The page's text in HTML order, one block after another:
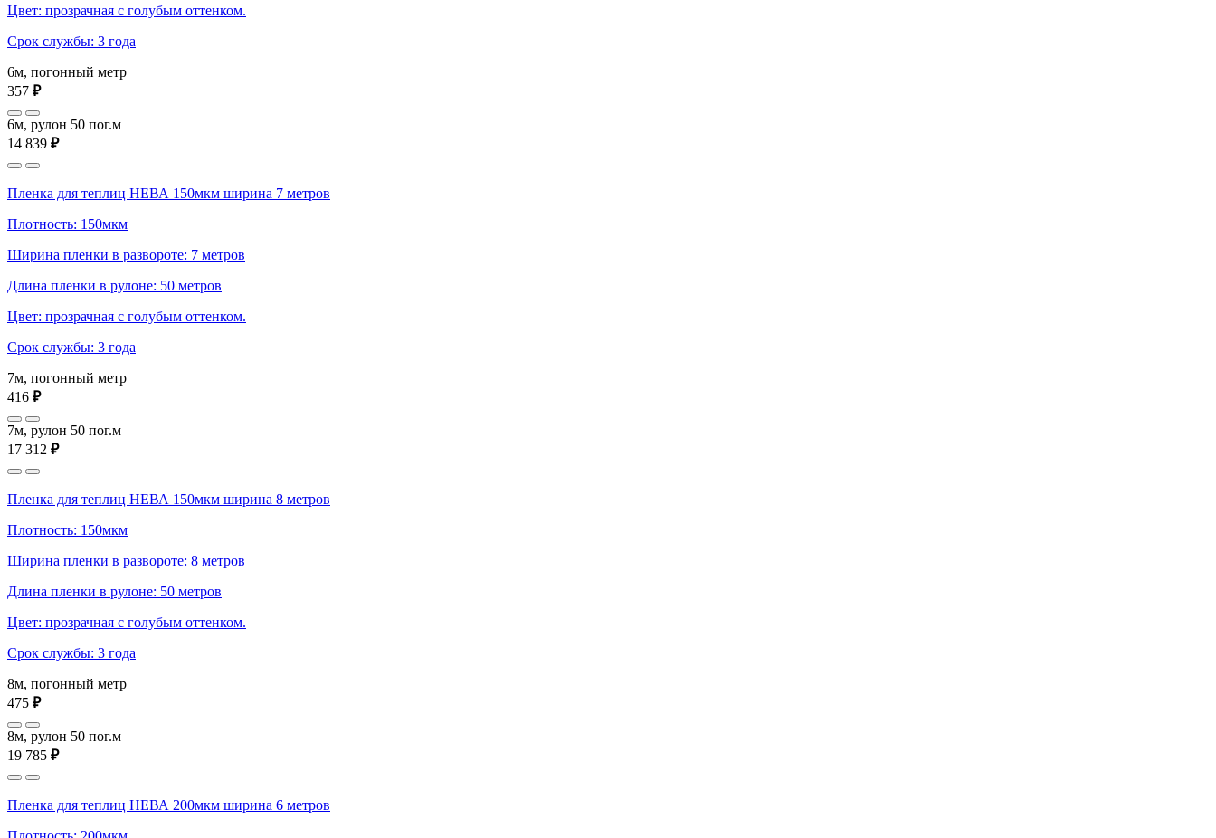
Цвет: прозрачная с голубым оттенком.
Срок службы: 3 года
6м, погонный метр
357 ₽
6м, рулон 50 пог.м
14 839 ₽
Пленка для теплиц НЕВА 150мкм ширина 7 метров
Плотность: 150мкм
Ширина пленки в развороте: 7 метров
Длина пленки в рулоне: 50 метров
Цвет: прозрачная с голубым оттенком.
Срок службы: 3 года
7м, погонный метр
416 ₽
7м, рулон 50 пог.м
17 312 ₽
Пленка для теплиц НЕВА 150мкм ширина 8 метров
Плотность: 150мкм
Ширина пленки в развороте: 8 метров
Длина пленки в рулоне: 50 метров
Цвет: прозрачная с голубым оттенком.
Срок службы: 3 года
8м, погонный метр
475 ₽
8м, рулон 50 пог.м
19 785 ₽
Пленка для теплиц НЕВА 200мкм ширина 6 метров